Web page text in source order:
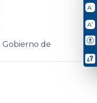
Gobierno de